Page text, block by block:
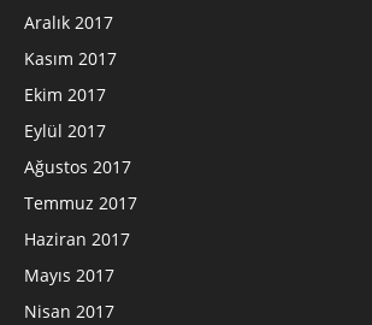
Aralık 2017
Kasım 2017
Ekim 2017
Eylül 2017
Ağustos 2017
Temmuz 2017
Haziran 2017
Mayıs 2017
Nisan 2017